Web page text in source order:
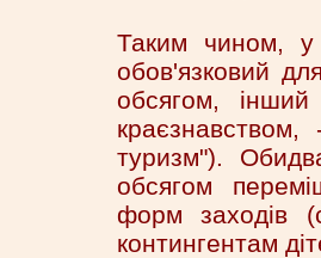
Таким чином,
обов'язковий
обсягом,
туризм").
обсягом
форм заходів
контингентам